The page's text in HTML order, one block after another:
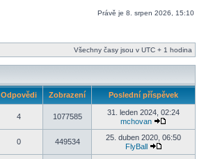
Právě je 8. srpen 2026, 15:10
Všechny časy jsou v UTC + 1 hodina
Odpovědi Zobrazení Poslední příspěvek
4 1077585
31. leden 2024, 02:24
mchovan
0 449534
25. duben 2020, 06:50
FlyBall